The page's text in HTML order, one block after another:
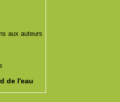
aux auteurs
de l'eau